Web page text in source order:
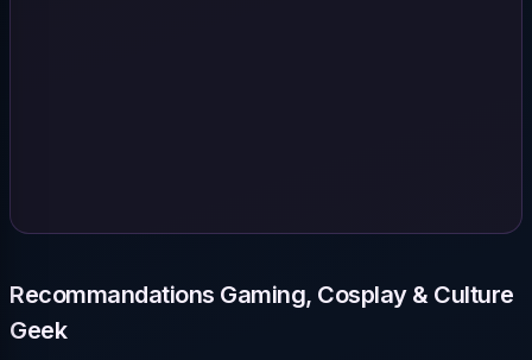
Recommandations Gaming, Cosplay & Culture
Geek